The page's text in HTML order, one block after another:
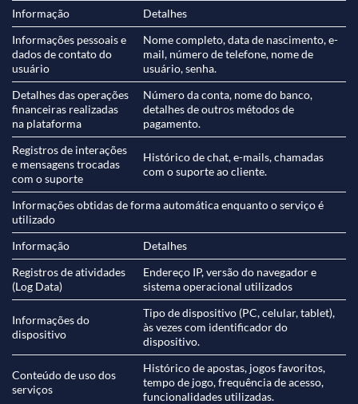
Informação
Detalhes
Informações pessoais e
dados de contato do
usuário
Nome completo, data de nascimento, e-
mail, número de telefone, nome de
usuário, senha.
Detalhes das operações
financeiras realizadas
na plataforma
Número da conta, nome do banco,
detalhes de outros métodos de
pagamento.
Registros de interações
e mensagens trocadas
com o suporte
Histórico de chat, e-mails, chamadas
com o suporte ao cliente.
Informações obtidas de forma automática enquanto o serviço é
utilizado
Informação
Detalhes
Registros de atividades
(Log Data)
Endereço IP, versão do navegador e
sistema operacional utilizados
Informações do
dispositivo
Tipo de dispositivo (PC, celular, tablet),
às vezes com identificador do
dispositivo.
Conteúdo de uso dos
serviços
Histórico de apostas, jogos favoritos,
tempo de jogo, frequência de acesso,
funcionalidades utilizadas.